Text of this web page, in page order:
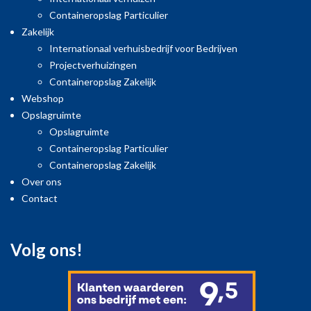
Containeropslag Particulier
Zakelijk
Internationaal verhuisbedrijf voor Bedrijven
Projectverhuizingen
Containeropslag Zakelijk
Webshop
Opslagruimte
Opslagruimte
Containeropslag Particulier
Containeropslag Zakelijk
Over ons
Contact
Volg ons!